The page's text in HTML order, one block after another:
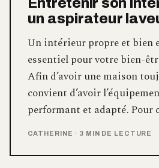
un aspirateur
Un intérieur propre et bien
essentiel pour votre bien-
Afin d’avoir une maison
convient d’avoir
performant et adapté. Pour
CATHERINE · 3 MIN DE LECTURE